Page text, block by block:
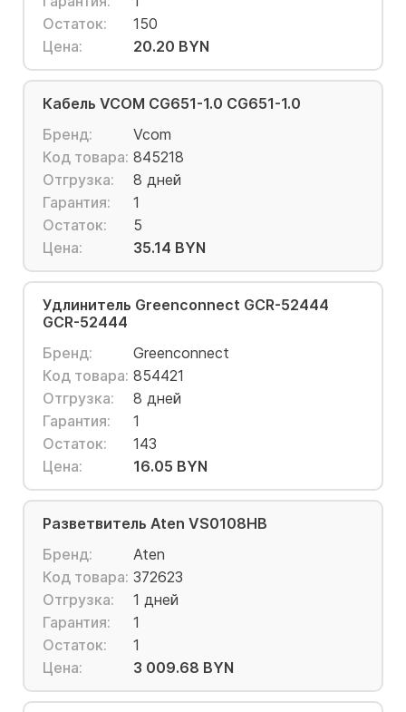
Остаток:
150
Цена:
20.20 BYN
Кабель VCOM CG651-1.0 CG651-1.0
Бренд:
Vcom
Код товара: 845218
Отгрузка:
8 дней
Гарантия:
1
Остаток:
5
Цена:
35.14 BYN
Удлинитель Greenconnect GCR-52444
GCR-52444
Бренд:
Greenconnect
Код товара: 854421
Отгрузка:
8 дней
Гарантия:
1
Остаток:
143
Цена:
16.05 BYN
Разветвитель Aten VS0108HB
Бренд:
Aten
Код товара: 372623
Отгрузка:
1 дней
Гарантия:
1
Остаток:
1
Цена:
3 009.68 BYN